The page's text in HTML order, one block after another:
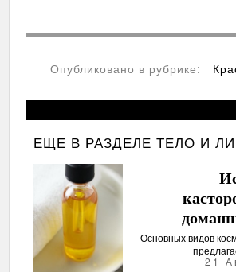
Опубликовано в рубрике:
ЕЩЕ В РАЗДЕЛЕТЕЛО И
Использование
Основных видов
21